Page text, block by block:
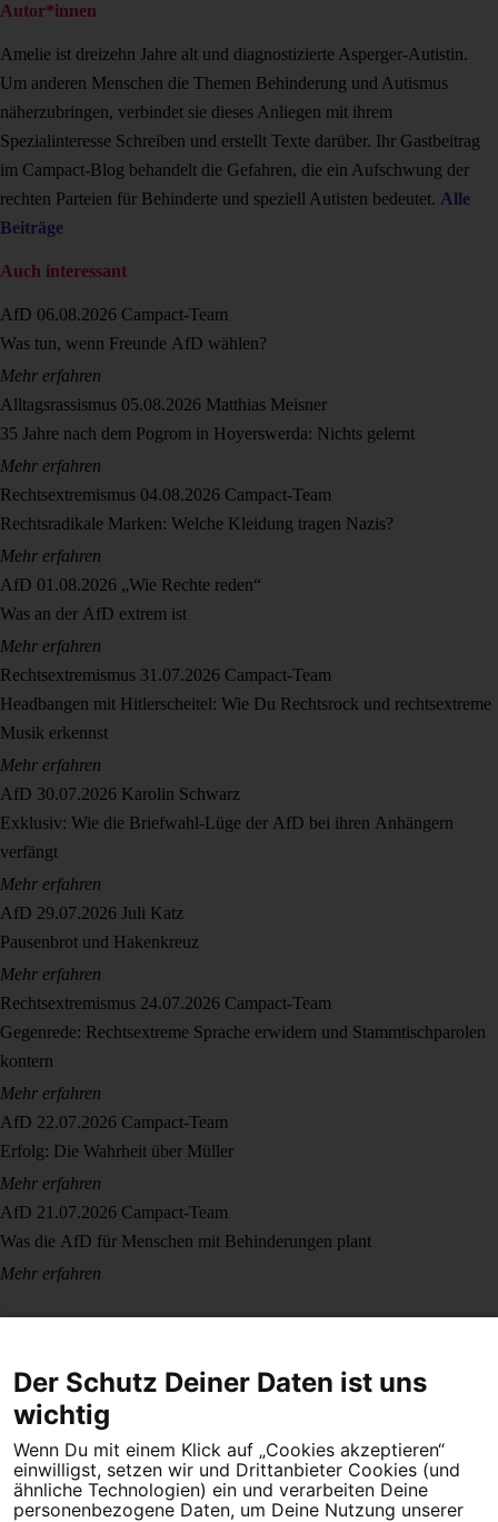
Autor*innen
Amelie ist dreizehn Jahre alt und diagnostizierte Asperger-Autistin.
Um anderen Menschen die Themen Behinderung und Autismus
näherzubringen, verbindet sie dieses Anliegen mit ihrem
Spezialinteresse Schreiben und erstellt Texte darüber. Ihr Gastbeitrag
im Campact-Blog behandelt die Gefahren, die ein Aufschwung der
rechten Parteien für Behinderte und speziell Autisten bedeutet. Alle
Beiträge
Auch interessant
AfD 06.08.2026 Campact-Team
Was tun, wenn Freunde AfD wählen?
Mehr erfahren
Alltagsrassismus 05.08.2026 Matthias Meisner
35 Jahre nach dem Pogrom in Hoyerswerda: Nichts gelernt
Mehr erfahren
Rechtsextremismus 04.08.2026 Campact-Team
Rechtsradikale Marken: Welche Kleidung tragen Nazis?
Mehr erfahren
AfD 01.08.2026 „Wie Rechte reden“
Was an der AfD extrem ist
Mehr erfahren
Rechtsextremismus 31.07.2026 Campact-Team
Headbangen mit Hitlerscheitel: Wie Du Rechtsrock und rechtsextreme
Musik erkennst
Mehr erfahren
AfD 30.07.2026 Karolin Schwarz
Exklusiv: Wie die Briefwahl-Lüge der AfD bei ihren Anhängern
verfängt
Mehr erfahren
AfD 29.07.2026 Juli Katz
Pausenbrot und Hakenkreuz
Mehr erfahren
Rechtsextremismus 24.07.2026 Campact-Team
Gegenrede: Rechtsextreme Sprache erwidern und Stammtischparolen
kontern
Mehr erfahren
AfD 22.07.2026 Campact-Team
Erfolg: Die Wahrheit über Müller
Mehr erfahren
AfD 21.07.2026 Campact-Team
Was die AfD für Menschen mit Behinderungen plant
Mehr erfahren
Dein Engagement macht den Unterschied. Schließe Dich 4,5
Millionen Menschen an.
Der Schutz Deiner Daten ist uns
wichtig
Wenn Du mit einem Klick auf „Cookies akzeptieren“
einwilligst, setzen wir und Drittanbieter Cookies (und
ähnliche Technologien) ein und verarbeiten Deine
personenbezogene Daten, um Deine Nutzung unserer